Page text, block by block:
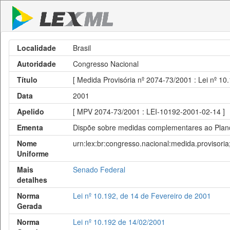
Localidade
Brasil
Autoridade
Congresso Nacional
Título
[ Medida Provisória nº 2074-73/2001 : Lei nº
Data
2001
Apelido
[ MPV 2074-73/2001 : LEI-10192-2001-02-14 ]
Ementa
Dispõe sobre medidas complementares ao
Nome
Uniforme
Mais
detalhes
Senado Federal
Norma
Gerada
Lei nº 10.192, de 14 de Fevereiro de 2001
Norma
Lei nº 10.192 de 14/02/2001